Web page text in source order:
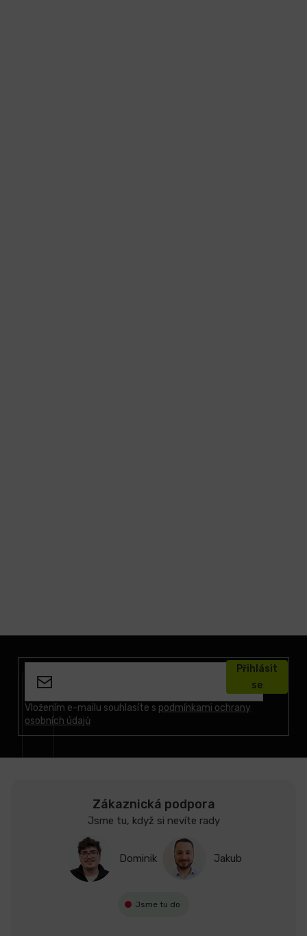
Vložením e-mailu souhlasíte s podmínkami ochrany
osobních údajů
Přihlásit
se
Zákaznická podpora
Jsme tu, když si nevíte rady
Dominik Jakub
Jsme tu do